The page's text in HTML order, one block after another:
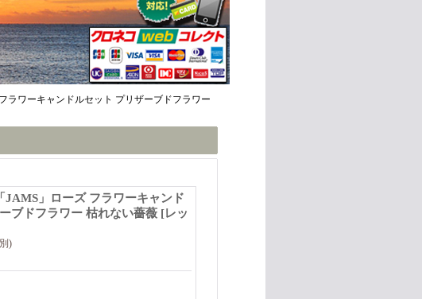
ラワーキャンドルセット プリザーブドフラワー
JAMS」ローズ フラワーキャンド
ブドフラワー 枯れない薔薇 [レッ
)